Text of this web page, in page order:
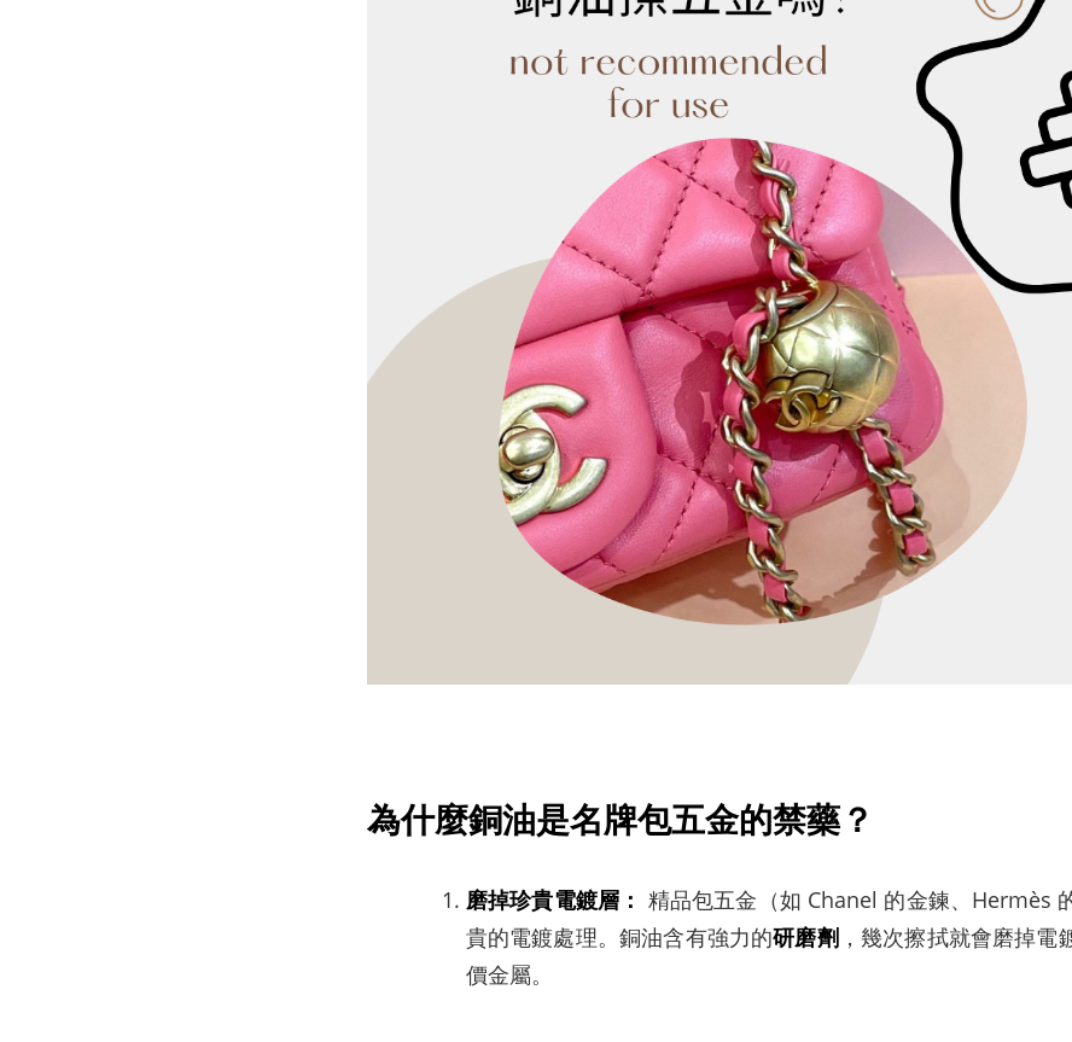
為什麼銅油是名牌包五金的禁藥？
磨掉珍貴電鍍層： 精品包五金（如 Chanel 的金鍊、Hermès
貴的電鍍處理。銅油含有強力的研磨劑，幾次擦拭就會磨掉電
價金屬。